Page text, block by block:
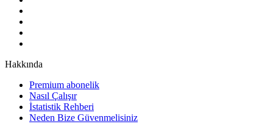
Hakkında
Premium abonelik
Nasıl Çalışır
İstatistik Rehberi
Neden Bize Güvenmelisiniz